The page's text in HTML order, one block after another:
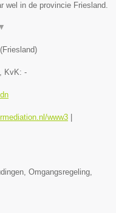
wel in de provincie Friesland.
▼
(Friesland)
, KvK: -
www3
Omgangsregeling,